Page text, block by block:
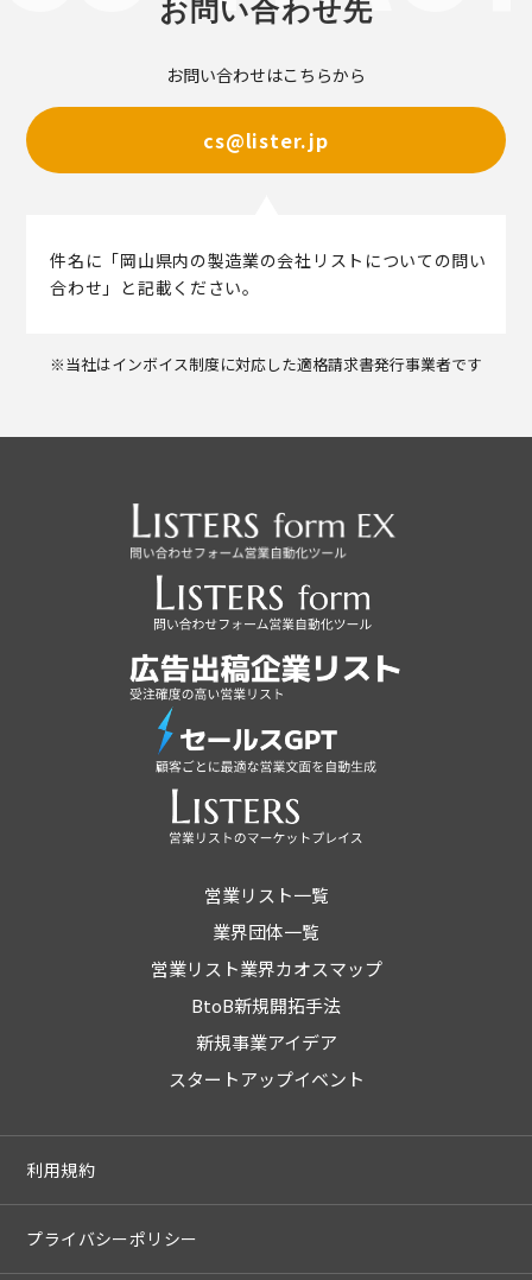
お問い合わせ先
お問い合わせはこちらから
cs@lister.jp
件名に「岡山県内の製造業の会社リストについての問い
合わせ」と記載ください。
※当社はインボイス制度に対応した適格請求書発行事業者です
営業リスト一覧
業界団体一覧
営業リスト業界カオスマップ
BtoB新規開拓手法
新規事業アイデア
スタートアップイベント
利用規約
プライバシーポリシー